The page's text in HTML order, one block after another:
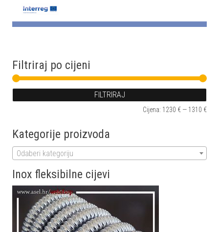
Filtriraj po cijeni
FILTRIRAJ
Cijena: 1230 € — 1310 €
Kategorije proizvoda
Odaberi kategoriju
Inox fleksibilne cijevi